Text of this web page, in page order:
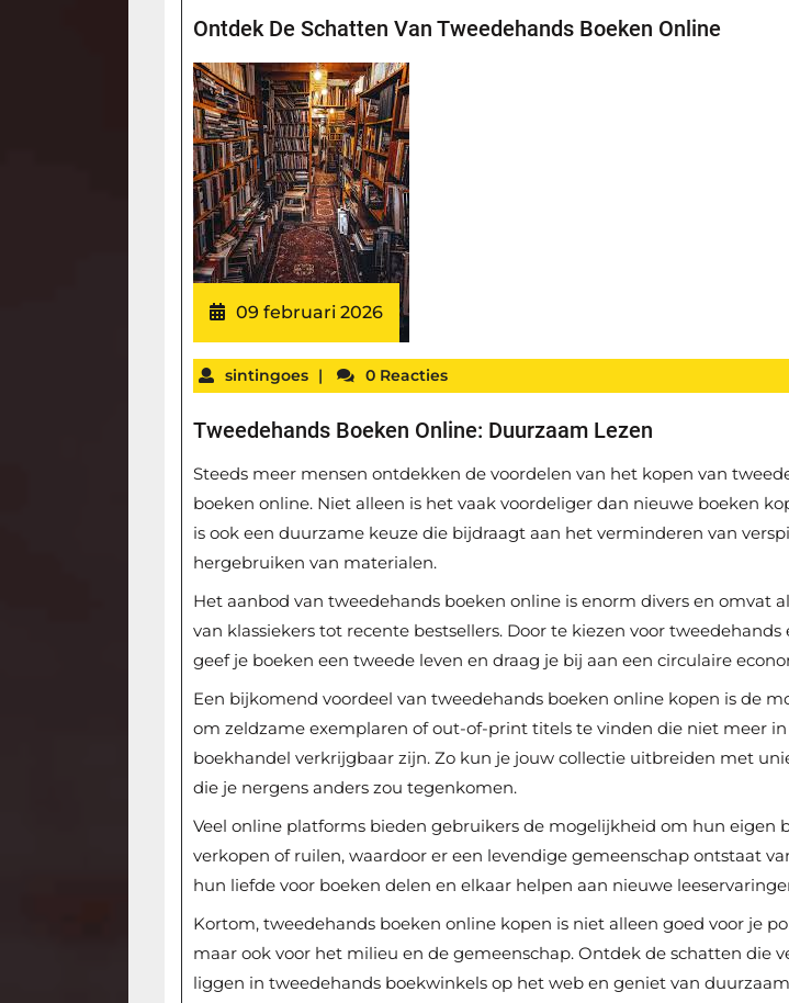
Ontdek De Schatten Van Tweedehands Boeken Online
09 februari 2026
sintingoes | 0 Reacties
Tweedehands Boeken Online: Duurzaam Lezen
Steeds meer mensen ontdekken de voordelen van het kopen van
boeken online. Niet alleen is het vaak voordeliger dan nieuwe boeken
is ook een duurzame keuze die bijdraagt aan het verminderen van
hergebruiken van materialen.
Het aanbod van tweedehands boeken online is enorm divers en omvat
van klassiekers tot recente bestsellers. Door te kiezen voor tweedehands
geef je boeken een tweede leven en draag je bij aan een circulaire
Een bijkomend voordeel van tweedehands boeken online kopen is de
om zeldzame exemplaren of out-of-print titels te vinden die niet meer
boekhandel verkrijgbaar zijn. Zo kun je jouw collectie uitbreiden met
die je nergens anders zou tegenkomen.
Veel online platforms bieden gebruikers de mogelijkheid om hun eigen
verkopen of ruilen, waardoor er een levendige gemeenschap ontstaat
hun liefde voor boeken delen en elkaar helpen aan nieuwe
Kortom, tweedehands boeken online kopen is niet alleen goed voor je
maar ook voor het milieu en de gemeenschap. Ontdek de schatten die
liggen in tweedehands boekwinkels op het web en geniet van